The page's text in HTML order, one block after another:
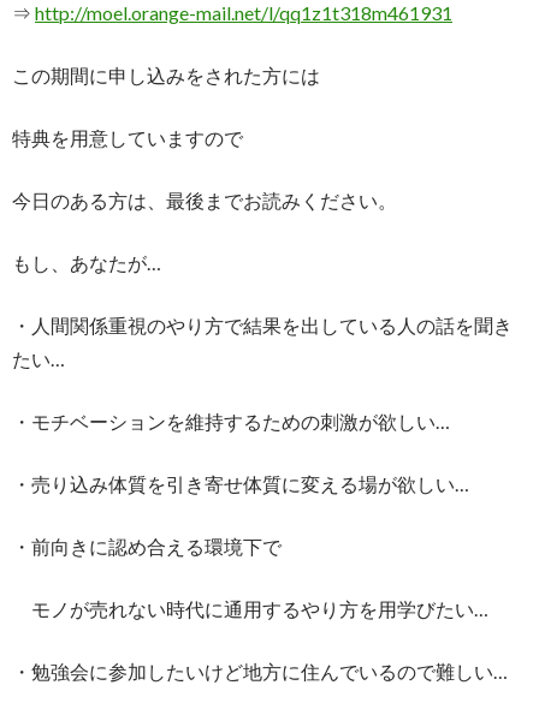
⇒ http://moel.orange-mail.net/l/qq1z1t318m461931
この期間に申し込みをされた方には
特典を用意していますので
今日のある方は、最後までお読みください。
もし、あなたが…
・人間関係重視のやり方で結果を出している人の話を聞き
たい…
・モチベーションを維持するための刺激が欲しい…
・売り込み体質を引き寄せ体質に変える場が欲しい…
・前向きに認め合える環境下で
モノが売れない時代に通用するやり方を用学びたい…
・勉強会に参加したいけど地方に住んでいるので難しい…